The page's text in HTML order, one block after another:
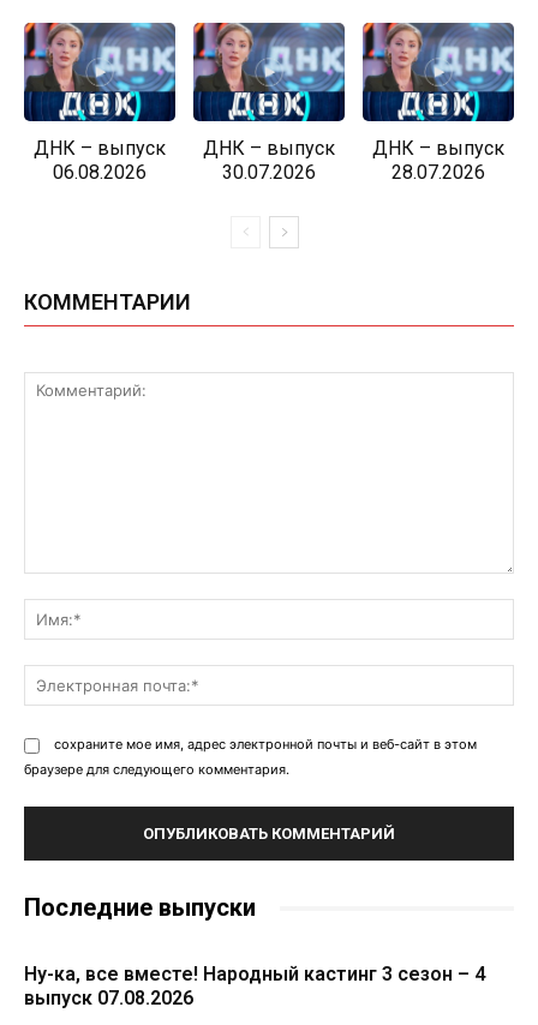
ДНК – выпуск
06.08.2026
ДНК – выпуск
30.07.2026
ДНК – выпуск
28.07.2026
КОММЕНТАРИИ
сохраните мое имя, адрес электронной почты и веб-сайт в этом
браузере для следующего комментария.
Последние выпуски
Ну-ка, все вместе! Народный кастинг 3 сезон – 4
выпуск 07.08.2026